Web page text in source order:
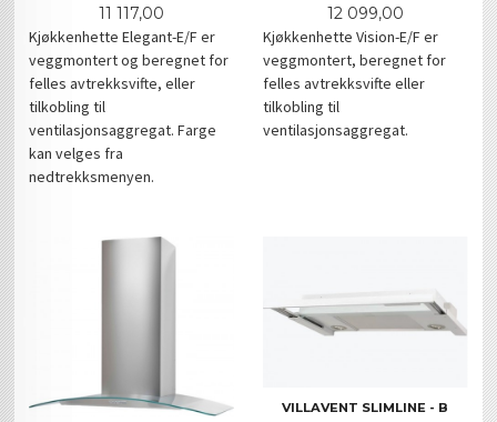
Pris
11 117,00
Kjøkkenhette Elegant-E/F er
veggmontert og beregnet for
felles avtrekksvifte, eller
tilkobling til
ventilasjonsaggregat. Farge
kan velges fra
nedtrekksmenyen.
Pris
12 099,00
Kjøkkenhette Vision-E/F er
veggmontert, beregnet for
felles avtrekksvifte eller
tilkobling til
ventilasjonsaggregat.
VILLAVENT SLIMLINE - B